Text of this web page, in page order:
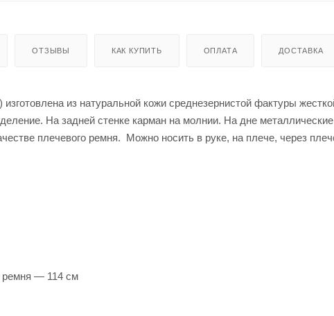
ОТЗЫВЫ КАК КУПИТЬ ОПЛАТА ДОСТАВКА
из натуральной кожи среднезернистой фактуры
На задней стенке карман на молнии. На дне
плечевого ремня. Можно носить в руке, на плече, через
ремня — 114 см